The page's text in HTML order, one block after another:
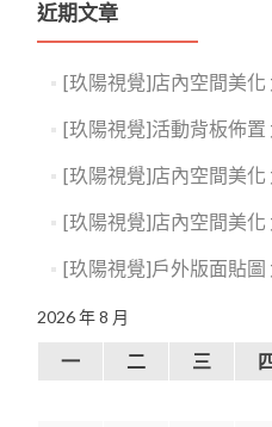
近期文章
[玖陽視覺]店內空間美化
[玖陽視覺]活動背板佈置
[玖陽視覺]店內空間美化
[玖陽視覺]店內空間美化
[玖陽視覺]戶外版面貼圖
2026 年 8 月
一 二 三